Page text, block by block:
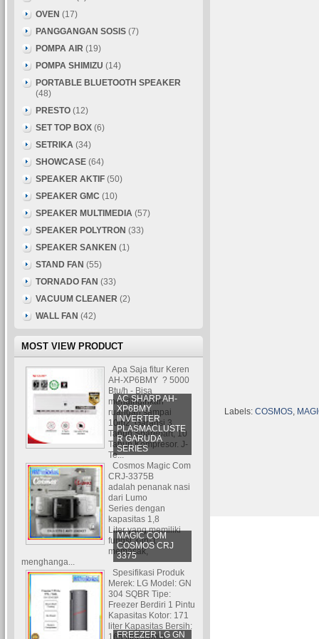
Labels: COSMOS
OVEN (17)
PANGGANGAN SOSIS (7)
POMPA AIR (19)
POMPA SHIMIZU (14)
PORTABLE BLUETOOTH SPEAKER
(48)
PRESTO (12)
SET TOP BOX (6)
SETRIKA (34)
SHOWCASE (64)
SPEAKER AKTIF (50)
SPEAKER GMC (10)
SPEAKER MULTIMEDIA (57)
SPEAKER POLYTRON (33)
SPEAKER SANKEN (1)
STAND FAN (55)
TORNADO FAN (33)
VACUUM CLEANER (2)
WALL FAN (42)
MOST VIEW PRODUCT
AC SHARP AH-
XP6BMY
INVERTER
PLASMACLUSTE
R GARUDA
SERIES
Apa Saja fitur Keren
AH-XP6BMY ? 5000
Btu/h - Bisa
mendinginkan
ruangan sampai
10m2. Garansi 3
Tahun Sparepart, 10
Tahun Kompresor. J-
Te...
MAGIC COM
COSMOS CRJ
3375
Cosmos Magic Com
CRJ-3375B
adalah penanak nasi
dari Lumo
Series dengan
kapasitas 1,8
Liter yang memiliki
fungsi 3-in-1:
memasak,
menghanga...
FREEZER LG GN
Spesifikasi Produk
Merek: LG Model: GN
304 SQBR Tipe:
Freezer Berdiri 1 Pintu
Kapasitas Kotor: 171
liter Kapasitas Bersih:
165 liter Jumla...